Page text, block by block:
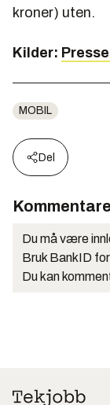
kroner) uten.
Kilder:
MOBIL
Del
Du må være
Bruk BankID
Du kan